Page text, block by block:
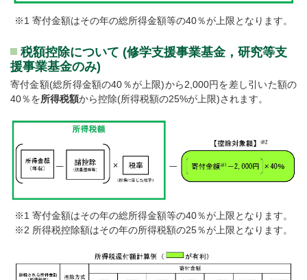
※1 寄付金額はその年の総所得金額等の40％が上限となります。
税額控除について (修学支援事業基金，研究等支
援事業基金のみ)
寄付金額(総所得金額の40％が上限)から2,000円を差し引いた額の
40％を所得税額から控除(所得税額の25%が上限)されます。
※1 寄付金額はその年の総所得金額等の40％が上限となります。
※2 所得税控除額はその年の所得税額の25％が上限となります。